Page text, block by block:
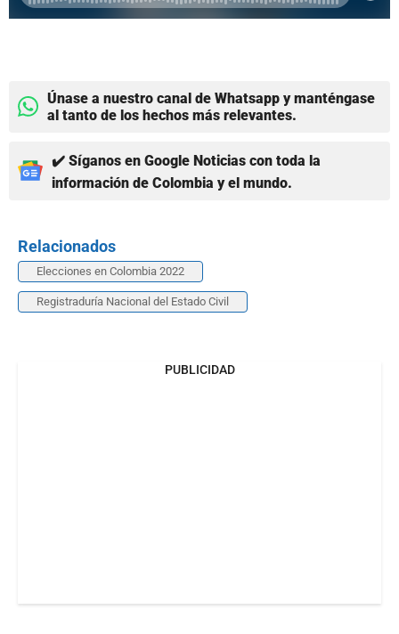
Únase a nuestro canal de Whatsapp y manténgase
al tanto de los hechos más relevantes.
✔️ Síganos en Google Noticias con toda la
información de Colombia y el mundo.
Relacionados
Elecciones en Colombia 2022
Registraduría Nacional del Estado Civil
PUBLICIDAD